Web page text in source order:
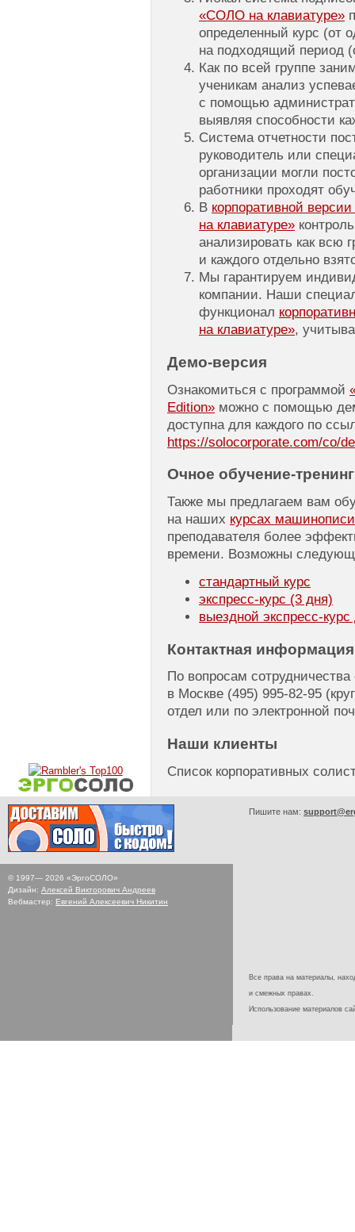
«СОЛО на клавиатуре»
определенный курс (от
на подходящий период
Как по всей группе
ученикам анализ
с помощью
выявляя способности
Система отчетности
руководитель или
организации могли
работники проходят
В корпоративной
на клавиатуре»
анализировать как всю
и каждого отдельно
Мы гарантируем
компании. Наши
функционал
на клавиатуре»,
Демо-версия
Ознакомиться с программой
Edition» можно с помощью
доступна для каждого по
https://solocorporate.com/co/
Очное обучение-тренинг
Также мы предлагаем вам
на наших курсах машинописи
преподавателя более
времени. Возможны
стандартный курс
экспресс-курс (3 дня)
выездной экспресс-курс
Контактная информация
По вопросам
в Москве (495) 995-82-95
отдел или по электронной
Наши клиенты
Список корпоративных
© 1997— 2026 «ЭргоСОЛО»
Дизайн: Алексей Викторович Андреев
Вебмастер: Евгений Алексеевич Никитин
Пишите нам:
Все права на материалы,
и смежных правах.
Использование материалов